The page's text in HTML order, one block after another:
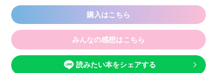
購入はこちら
みんなの感想はこちら
読みたい本をシェアする